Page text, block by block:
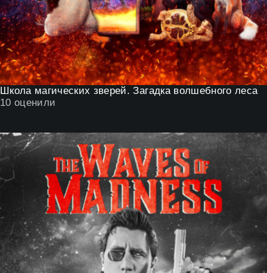
Школа магических зверей. Загадка волшебного леса
10 оценили